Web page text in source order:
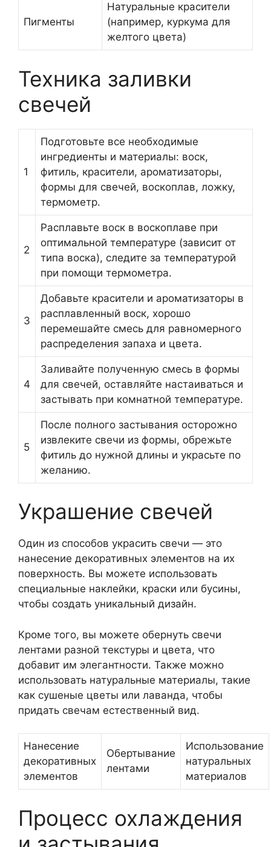
Пигменты
Натуральные красители
(например, куркума для
желтого цвета)
Техника заливки
свечей
1
Подготовьте все необходимые
ингредиенты и материалы: воск,
фитиль, красители, ароматизаторы,
формы для свечей, воскоплав, ложку,
термометр.
2
Расплавьте воск в воскоплаве при
оптимальной температуре (зависит от
типа воска), следите за температурой
при помощи термометра.
3
Добавьте красители и ароматизаторы в
расплавленный воск, хорошо
перемешайте смесь для равномерного
распределения запаха и цвета.
4
Заливайте полученную смесь в формы
для свечей, оставляйте настаиваться и
застывать при комнатной температуре.
5
После полного застывания осторожно
извлеките свечи из формы, обрежьте
фитиль до нужной длины и украсьте по
желанию.
Украшение свечей
Один из способов украсить свечи — это
нанесение декоративных элементов на их
поверхность. Вы можете использовать
специальные наклейки, краски или бусины,
чтобы создать уникальный дизайн.
Кроме того, вы можете обернуть свечи
лентами разной текстуры и цвета, что
добавит им элегантности. Также можно
использовать натуральные материалы, такие
как сушеные цветы или лаванда, чтобы
придать свечам естественный вид.
Нанесение
декоративных
элементов
Обертывание
лентами
Использование
натуральных
материалов
Процесс охлаждения